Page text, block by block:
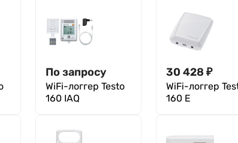
По запросу
WiFi-логгер Testo
160 IAQ
30 428 ₽
WiFi-логгер
160 E